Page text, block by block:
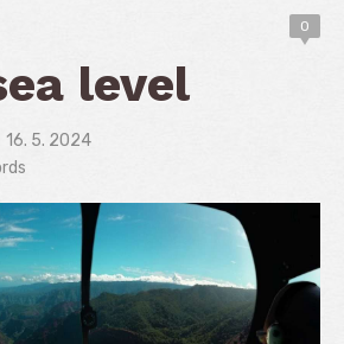
0
level
Posted
on
16. 5. 2024